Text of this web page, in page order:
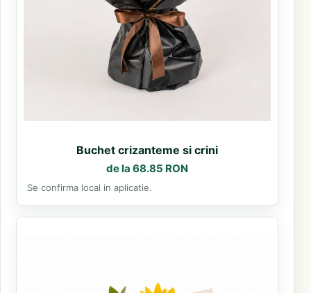
Buchet crizanteme si crini
de la 68.85 RON
Se confirma local in aplicatie.